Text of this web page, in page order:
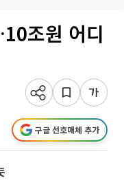
조원 어디
구글 선호매체 추가